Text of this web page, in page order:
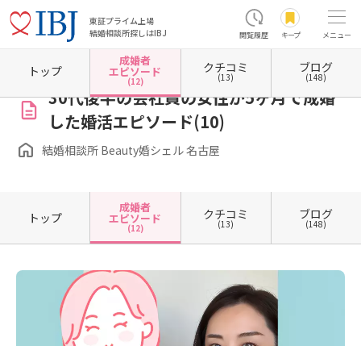
東証プライム上場
結婚相談所探しはIBJ
閲覧履歴 キープ メニュー
ホーム 愛知県の結婚相談所 愛知県名古屋市 愛知県名古屋市中村区 愛知県名古屋市
30代後半の会社員の女性が5ヶ月で成婚
した婚活エピソード(10)
結婚相談所 Beauty婚シェル 名古屋
トップ
成婚者
エピソード
(12)
クチコミ
(13)
ブログ
(148)
トップ
成婚者
エピソード
(12)
クチコミ
(13)
ブログ
(148)